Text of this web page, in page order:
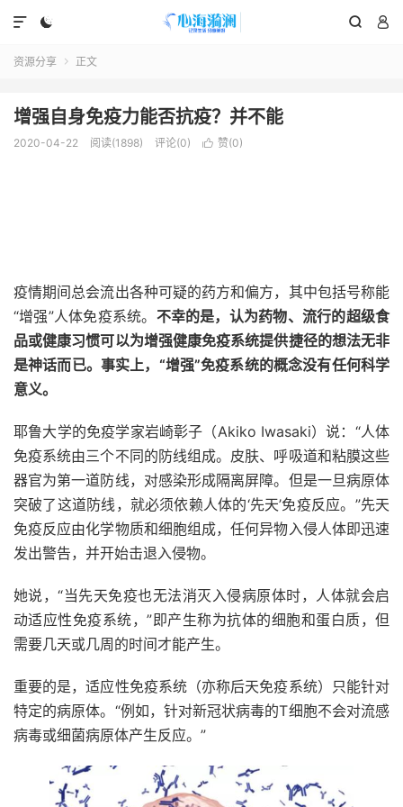
  

资源分享  正文
增强自身免疫力能否抗疫？并不能
2020-04-22 阅读(1898) 评论(0)  赞(0)
疫情期间总会流出各种可疑的药方和偏方，其中包括号称能
“增强”人体免疫系统。 不幸的是，认为药物、流行的超级食
品或健康习惯可以为增强健康免疫系统提供捷径的想法无非
是神话而已。事实上，“增强”免疫系统的概念没有任何科学
意义。
耶鲁大学的免疫学家岩崎彰子（Akiko Iwasaki）说：“人体
免疫系统由三个不同的防线组成。皮肤、呼吸道和粘膜这些
器官为第一道防线，对感染形成隔离屏障。但是一旦病原体
突破了这道防线，就必须依赖人体的‘先天’免疫反应。”先天
免疫反应由化学物质和细胞组成，任何异物入侵人体即迅速
发出警告，并开始击退入侵物。
她说，“当先天免疫也无法消灭入侵病原体时，人体就会启
动适应性免疫系统，”即产生称为抗体的细胞和蛋白质，但
需要几天或几周的时间才能产生。
重要的是，适应性免疫系统（亦称后天免疫系统）只能针对
特定的病原体。“例如，针对新冠状病毒的T细胞不会对流感
病毒或细菌病原体产生反应。”